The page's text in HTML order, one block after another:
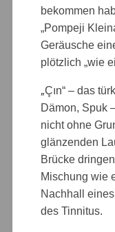
bekommen
„Pompeji
Geräusche
plötzlich „wie
„Çın“ – das
Dämon, Spuk
nicht ohne
glänzenden
Brücke
Mischung wie
Nachhall
des Tinnitus.